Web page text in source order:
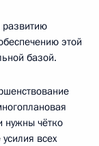
этой
базой.
нужны чётко
всех